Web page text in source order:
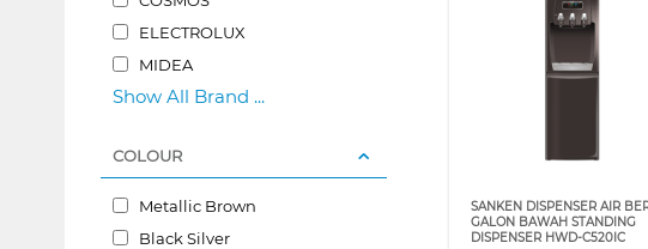
ELECTROLUX
MIDEA
Show All Brand ...
COLOUR
Metallic Brown
Black Silver
SANKEN DISPENSER AIR
GALON BAWAH STANDING
DISPENSER HWD-C520IC